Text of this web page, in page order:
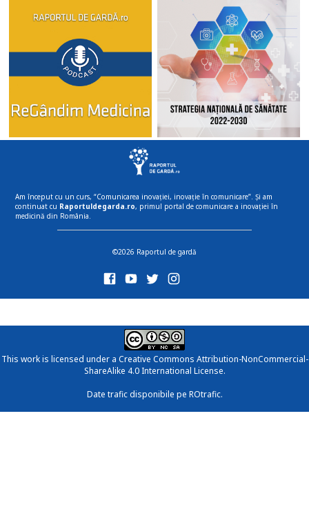
Am început cu un curs, “Comunicarea inovației, inovație în comunicare”. Și am
continuat cu Raportuldegarda.ro, primul portal de comunicare a inovației în
medicină din România.
©2026 Raportul de gardă
This work is licensed under a Creative Commons Attribution-NonCommercial-
ShareAlike 4.0 International License.
Date trafic disponibile pe ROtrafic.